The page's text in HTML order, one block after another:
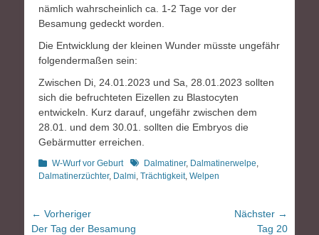
nämlich wahrscheinlich ca. 1-2 Tage vor der
Besamung gedeckt worden.
Die Entwicklung der kleinen Wunder müsste ungefähr
folgendermaßen sein:
Zwischen Di, 24.01.2023 und Sa, 28.01.2023 sollten
sich die befruchteten Eizellen zu Blastocyten
entwickeln. Kurz darauf, ungefähr zwischen dem
28.01. und dem 30.01. sollten die Embryos die
Gebärmutter erreichen.
Kategorien
W-Wurf vor Geburt Schlagworte
Dalmatiner, Dalmatinerwelpe
Dalmatinerzüchter, Dalmi Trächtigkeit, Welpen
Beitragsnavigation
← Vorheriger
Vorheriger
Der Tag der Besamung
Nächster →
Tag 20